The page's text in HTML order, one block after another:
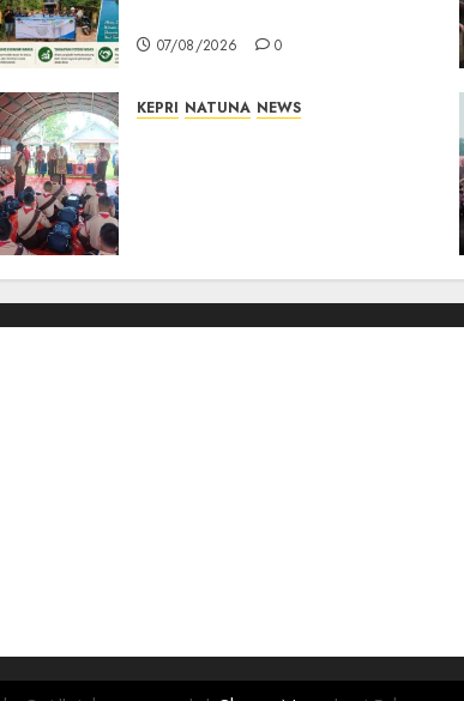
07/08/2026 0
KEPRI NATUNA NEWS
06/08/2026 0